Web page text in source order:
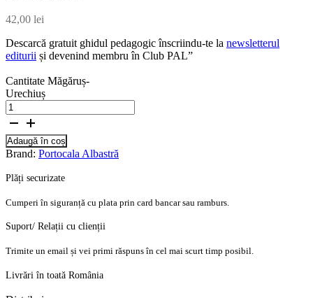
42,00 lei
Descarcă gratuit ghidul pedagogic înscriindu-te la newsletterul
editurii și devenind membru în Club PAL”
Cantitate Măgăruș-
Urechiuș
Adaugă în coș
Brand: Portocala Albastră
Plăți securizate
Cumperi în siguranță cu plata prin card bancar sau ramburs.
Suport/ Relații cu clienții
Trimite un email și vei primi răspuns în cel mai scurt timp posibil.
Livrări în toată România